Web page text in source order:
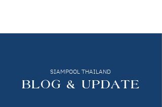
SIAMPOOL THAILAND
BLOG & UPDATE